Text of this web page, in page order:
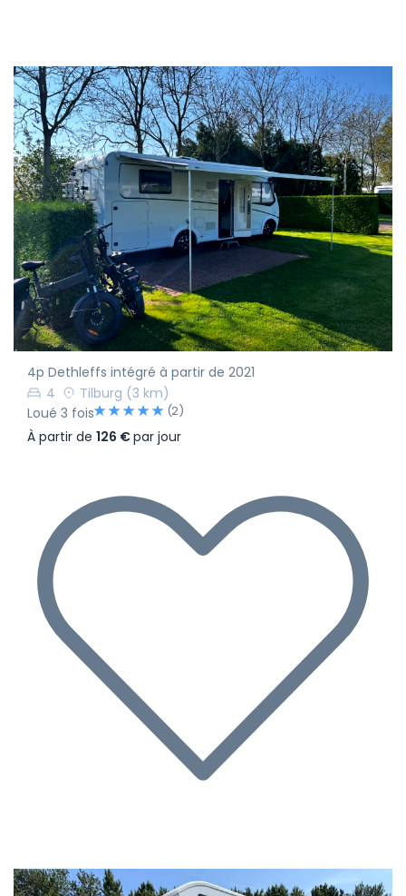
4p Dethleffs intégré à partir de 2021
4
Tilburg (3 km)
Loué 3 fois
(2)
À partir de 126 €par jour